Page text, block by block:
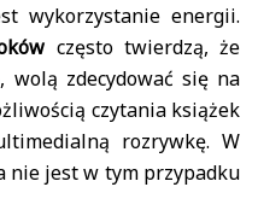
wykorzystanie energii.
często twierdzą, że
, wolą zdecydować się na
czytania książek
rozrywkę. W
nie jest w tym przypadku